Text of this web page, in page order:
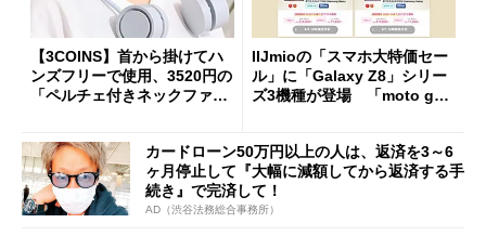
【3COINS】首から掛けてハ
ンズフリーで使用、3520円の
「ペルチェ付きネックファ
IIJmioの「スマホ大特価セー
ル」に「Galaxy Z8」シリー
ズ3機種が登場 「moto g37
カードローン50万円以上の人は、返済を3～6
ヶ月停止して『大幅に減額してから返済する手
続き』で完済して！
AD（渋谷法務総合事務所）